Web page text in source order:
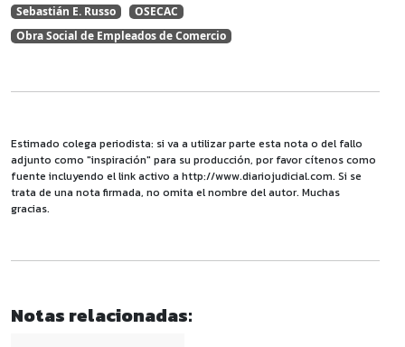
Sebastián E. Russo
OSECAC
Obra Social de Empleados de Comercio
Estimado colega periodista: si va a utilizar parte esta nota o del fallo
adjunto como "inspiración" para su producción, por favor cítenos como
fuente incluyendo el link activo a http://www.diariojudicial.com. Si se
trata de una nota firmada, no omita el nombre del autor. Muchas
gracias.
Notas relacionadas: